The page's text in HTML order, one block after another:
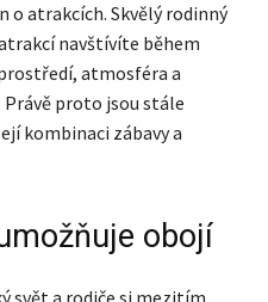
o atrakcích. Skvělý rodinný
navštívíte během
atmosféra a
proto jsou stále
kombinaci zábavy a
obojí
svět a rodiče si mezitím